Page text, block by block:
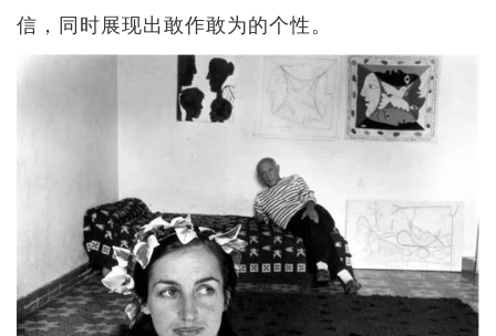
信，同时展现出敢作敢为的个性。